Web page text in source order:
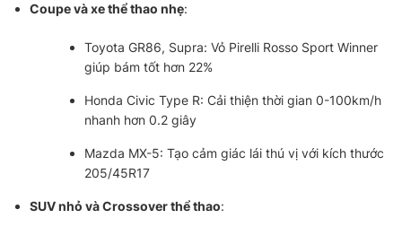
Coupe và xe thể thao nhẹ:
Toyota GR86, Supra: Vỏ Pirelli Rosso Sport Winner
giúp bám tốt hơn 22%
Honda Civic Type R: Cải thiện thời gian 0-100km/h
nhanh hơn 0.2 giây
Mazda MX-5: Tạo cảm giác lái thú vị với kích thước
205/45R17
SUV nhỏ và Crossover thể thao: